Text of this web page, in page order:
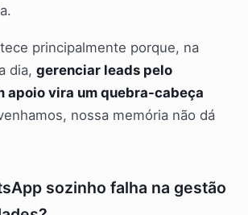
principalmente porque, na
dia, gerenciar leads pelo
apoio vira um quebra-cabeça
nossa memória não dá
sozinho falha na gestão